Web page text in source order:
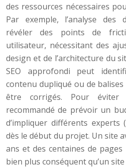
des ressources nécessaires
Par exemple, l’analyse des
révéler des points de
utilisateur, nécessitant des
design et de l’architecture du
SEO approfondi peut
contenu dupliqué ou de
être corrigés. Pour
recommandé de prévoir un
d’impliquer différents experts
dès le début du projet. Un site
ans et des centaines de
bien plus conséquent qu’un